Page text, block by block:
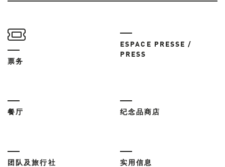
票务
ESPACE PRESSE /
PRESS
餐厅 纪念品商店
团队及旅行社 实用信息